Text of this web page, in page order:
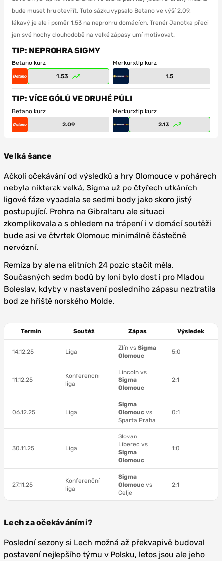
bude muset hru otevřít. Tuto sázku vypsalo Betano ve výší 2.09,
lákavý je ale i poměr 1.53 na neprohru domácích. Trenér Janotka přeci
jen své hochy dlouhodobě na velké zápasy umí motivovat.
TIP: NEPROHRA SIGMY
Betano kurz
1.53
Merkurxtip kurz
1.5
TIP: VÍCE GÓLŮ VE DRUHÉ PŮLI
Betano kurz
2.09
Merkurxtip kurz
2.13
Velká šance
Ačkoli očekávání od výsledků a hry Olomouce v pohárech
nebyla nikterak velká, Sigma už po čtyřech utkáních
ligové fáze vypadala se sedmi body jako skoro jistý
postupující. Prohra na Gibraltaru ale situaci
zkomplikovala a s ohledem na trápení i v domácí soutěži
bude asi ve čtvrtek Olomouc minimálně částečně
nervózní.
Remíza by ale na elitních 24 pozic stačit měla.
Současných sedm bodů by loni bylo dost i pro Mladou
Boleslav, kdyby v nastavení posledního zápasu neztratila
bod ze hřiště norského Molde.
Termín Soutěž Zápas Výsledek
14.12.25 Liga
Zlín vs Sigma
Olomouc
5:0
11.12.25
Konferenční
liga
Lincoln vs
Sigma
Olomouc
2:1
06.12.25 Liga
Sigma
Olomouc vs
Sparta Praha
0:1
30.11.25 Liga
Slovan
Liberec vs
Sigma
Olomouc
1:0
27.11.25
Konferenční
liga
Sigma
Olomouc vs
Celje
2:1
Lech za očekáváními?
Poslední sezony si Lech možná až překvapivě budoval
postavení nejlepšího týmu v Polsku, letos jsou ale jeho